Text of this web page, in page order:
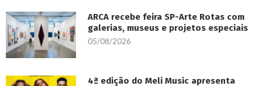
ARCA recebe feira SP-Arte Rotas com
galerias, museus e projetos especiais
05/08/2026
4ª edição do Meli Music apresenta